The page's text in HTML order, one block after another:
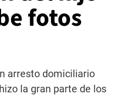
fotos
arresto domiciliario
la gran parte de los